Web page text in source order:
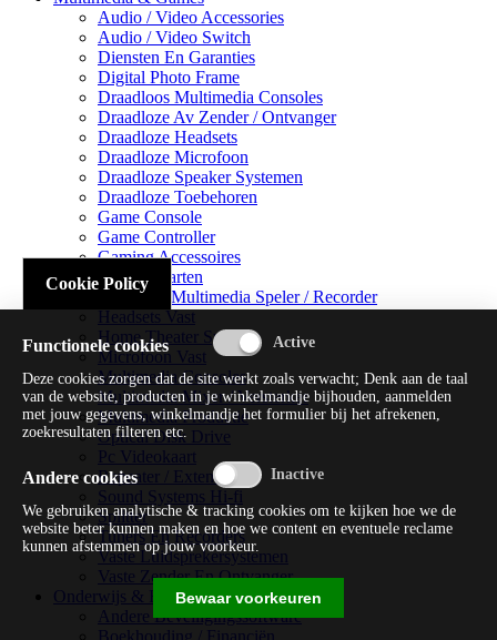
Audio / Video Accessories
Audio / Video Switch
Diensten En Garanties
Digital Photo Frame
Draadloos Multimedia Consoles
Draadloze Av Zender / Ontvanger
Draadloze Headsets
Draadloze Microfoon
Draadloze Speaker Systemen
Draadloze Toebehoren
Game Console
Game Controller
Gaming Accessoires
Geluidskaarten
Handheld Multimedia Speler / Recorder
Headsets Vast
Home Theater Systems
Microfoon Vast
Multimedia Consoles
Multimedia Mixer / Versterker
Multimedia Productie
Optical Disk Drive
Pc Videokaart
Repeater / Extender
Sound Systems Hi-fi
Splitter
Tuners En Recorders
Vaste Luidsprekersystemen
Vaste Zender En Ontvanger
Onderwijs & Recreatie
Andere Beveiligingssoftware
Cookie Policy
Functionele cookies
Deze cookies zorgen dat de site werkt zoals verwacht; Denk aan de taal
van de website, producten in je winkelmandje bijhouden, aanmelden
met jouw gegevens, winkelmandje het formulier bij het afrekenen,
zoekresultaten filteren etc.
Andere cookies
We gebruiken analytische & tracking cookies om te kijken hoe we de
website beter kunnen maken en hoe we content en eventuele reclame
kunnen afstemmen op jouw voorkeur.
Bewaar voorkeuren